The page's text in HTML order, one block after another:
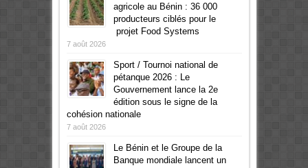
agricole au Bénin : 36 000
producteurs ciblés pour le
projet Food Systems
7 août 2026
Sport / Tournoi national de
pétanque 2026 : Le
Gouvernement lance la 2e
édition sous le signe de la
cohésion nationale
7 août 2026
Le Bénin et le Groupe de la
Banque mondiale lancent un